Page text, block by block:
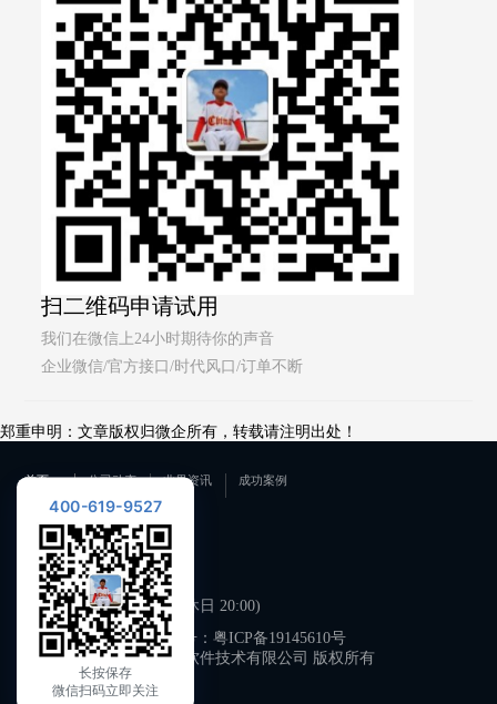
扫二维码申请试用
我们在微信上24小时期待你的声音
企业微信/官方接口/时代风口/订单不断
郑重申明：文章版权归微企所有，转载请注明出处！
首页 公司动态 业界资讯 成功案例
联系我们
400-619-9527
工作日 09:00-21:00 (双休日 20:00)
备案号： 粤ICP备19145610号
广州微企软件技术有限公司 版权所有
400-619-9527
长按保存
微信扫码立即关注